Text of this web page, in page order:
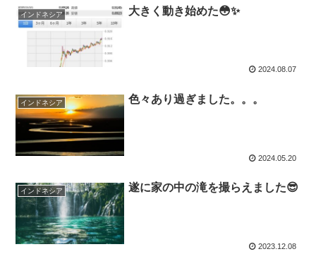
インドネシア 大きく動き始めた😳✨
2024.08.07
インドネシア 色々あり過ぎました。。。
2024.05.20
インドネシア 遂に家の中の滝を撮らえました😎
2023.12.08